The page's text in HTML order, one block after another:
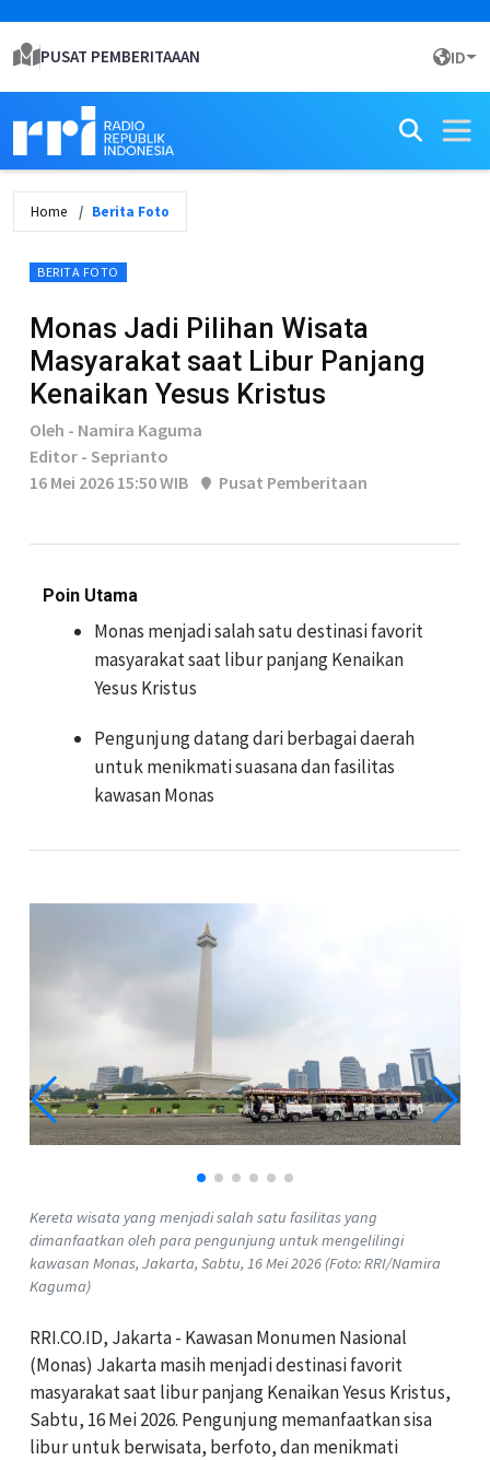
PUSAT PEMBERITAAAN ID
Home Berita Foto
BERITA FOTO
Monas Jadi Pilihan Wisata
Masyarakat saat Libur Panjang
Kenaikan Yesus Kristus
Oleh - Namira Kaguma
Editor - Seprianto
16 Mei 2026 15:50 WIB
Pusat Pemberitaan
Poin Utama
Monas menjadi salah satu destinasi favorit
masyarakat saat libur panjang Kenaikan
Yesus Kristus
Pengunjung datang dari berbagai daerah
untuk menikmati suasana dan fasilitas
kawasan Monas
Kereta wisata yang menjadi salah satu fasilitas yang
dimanfaatkan oleh para pengunjung untuk mengelilingi
kawasan Monas, Jakarta, Sabtu, 16 Mei 2026 (Foto: RRI/Namira
Kaguma)
RRI.CO.ID, Jakarta - Kawasan Monumen Nasional
(Monas) Jakarta masih menjadi destinasi favorit
masyarakat saat libur panjang Kenaikan Yesus Kristus,
Sabtu, 16 Mei 2026. Pengunjung memanfaatkan sisa
libur untuk berwisata, berfoto, dan menikmati